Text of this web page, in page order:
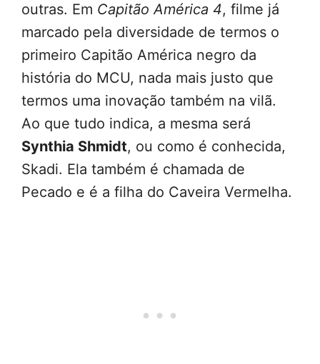
outras. Em Capitão América 4, filme já
marcado pela diversidade de termos o
primeiro Capitão América negro da
história do MCU, nada mais justo que
termos uma inovação também na vilã.
Ao que tudo indica, a mesma será
Synthia Shmidt, ou como é conhecida,
Skadi. Ela também é chamada de
Pecado e é a filha do Caveira Vermelha.